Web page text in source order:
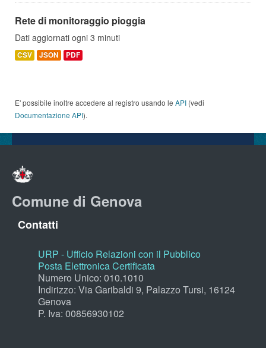
Rete di monitoraggio pioggia
Dati aggiornati ogni 3 minuti
CSV JSON PDF
E' possibile inoltre accedere al registro usando le API (vedi
Documentazione API).
Comune di Genova
Contatti
URP - Ufficio Relazioni con il Pubblico
Posta Elettronica Certificata
Numero Unico: 010.1010
Indirizzo: Via Garibaldi 9, Palazzo Tursi, 16124
Genova
P. Iva: 00856930102